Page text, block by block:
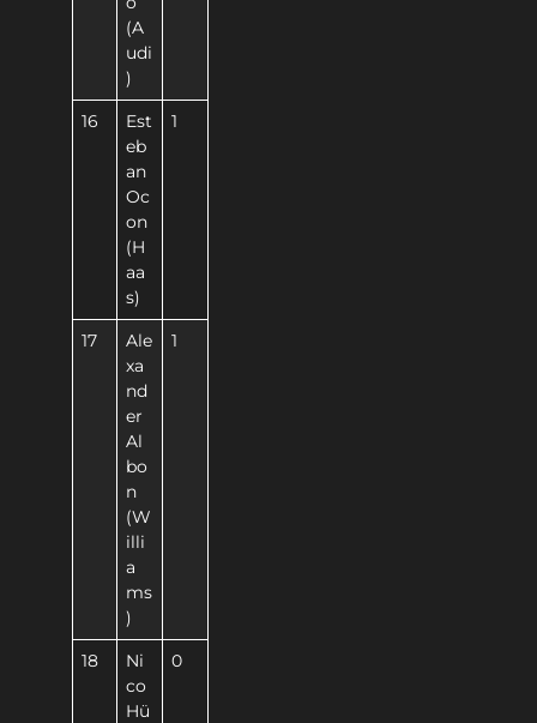
(A
udi
)
16
Est
eb
an
Oc
on
(H
aa
s)
1
17
Ale
xa
nd
er
Al
bo
n
(W
illi
a
ms
)
1
18
Ni
co
Hü
0